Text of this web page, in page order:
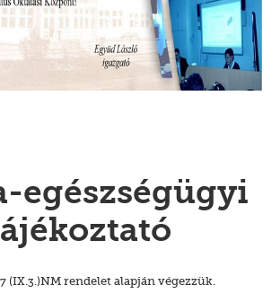
egészségügyi
(IX.3.)NM rendelet alapján végezzük.